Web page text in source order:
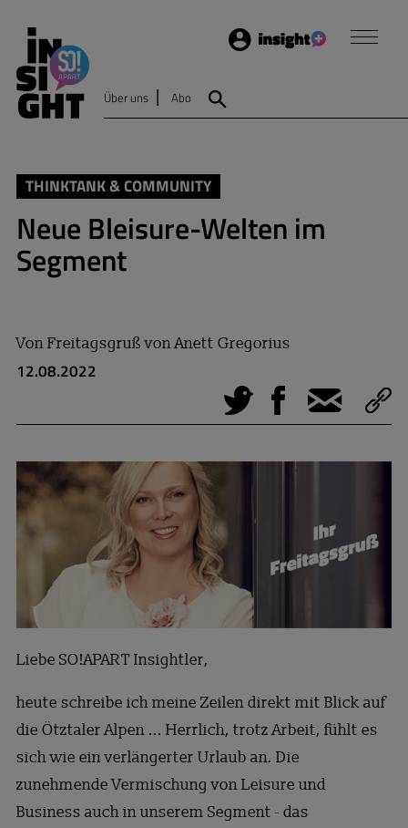
Login
Über uns Abo
THINKTANK & COMMUNITY
Neue Bleisure-Welten im
Segment
VonFreitagsgruß von Anett Gregorius
12.08.2022
Tweet Facebook
E-Mail
Liebe SO!APART Insightler,
heute schreibe ich meine Zeilen direkt mit Blick auf
die Ötztaler Alpen ... Herrlich, trotz Arbeit, fühlt es
sich wie ein verlängerter Urlaub an. Die
zunehmende Vermischung von Leisure und
Business auch in unserem Segment - das